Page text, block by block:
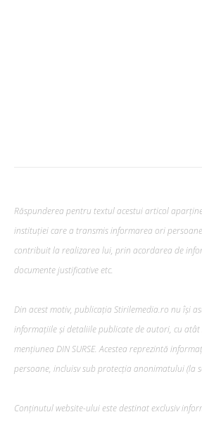
Răspunderea pentru textul acestui articol
instituției care a transmis informarea ori
contribuit la realizarea lui, prin acordarea de
documente justificative etc.
Din acest motiv, publicația Stirilemedia.ro nu își
informațiile și detaliile publicate de autori, cu atât
mențiunea DIN SURSE. Acestea reprezintă
persoane, incluisv sub protecția anonimatului (la
Conținutul website-ului este destinat exclusiv